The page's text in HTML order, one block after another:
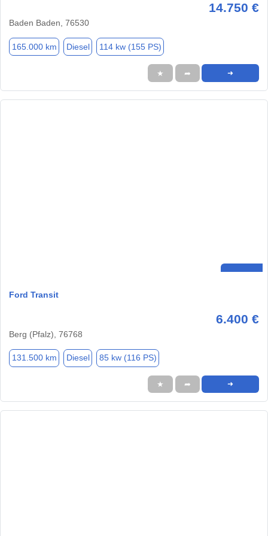
14.750 €
Baden Baden, 76530
165.000 km Diesel 114 kw (155 PS)
★ ➦ ➜
Ford Transit
6.400 €
Berg (Pfalz), 76768
131.500 km Diesel 85 kw (116 PS)
★ ➦ ➜